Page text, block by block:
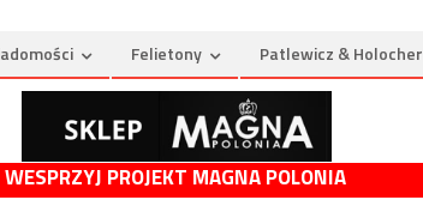
Felietony Patlewicz & Holocher
WESPRZYJ PROJEKT MAGNA POLONIA